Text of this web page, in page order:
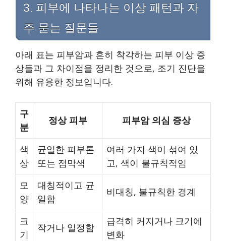
3. 피부에 나타나는 이상 패턴과 자
주 묻는 질문들
아래 표는 피부암과 흔히 착각하는 피부 이상 증
상들과 그 차이점을 정리한 것으로, 조기 진단을
위해 유용한 정보입니다.
구
분
정상 피부 피부암 의심 증상
색
상
균일한 피부톤
또는 점막색
여러 가지 색이 섞여 있
고, 색이 불규칙적임
모
양
대칭적이고 균
일함
비대칭, 불규칙한 경계
크
기
작거나 일정함
급격히 커지거나 크기에
변화